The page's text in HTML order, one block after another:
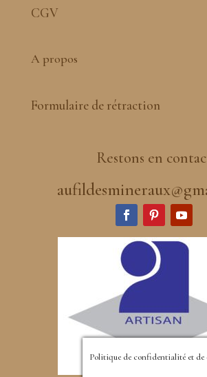
CGV
A propos
Formulaire de rétraction
Restons en
Politique de confidentialité et de